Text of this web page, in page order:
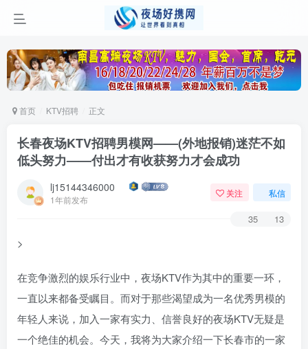
首页 KTV招聘 正文
长春夜场KTV招聘男模网——(外地报销)迷茫不如
低头努力——付出才有收获努力才会成功
lj15144346000
1年前发布
关注 私信
35 13
>
在竞争激烈的娱乐行业中，夜场KTV作为其中的重要一环，
一直以来都备受瞩目。而对于那些渴望成为一名优秀男模的
年轻人来说，加入一家有实力、信誉良好的夜场KTV无疑是
一个绝佳的机会。今天，我将为大家介绍一下长春市的一家